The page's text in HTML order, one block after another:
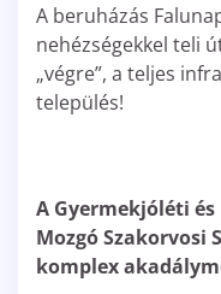
A beruházás
nehézségekkel teli
„végre”, a teljes
település!
A Gyermekjóléti és
Mozgó Szakorvosi
komplex